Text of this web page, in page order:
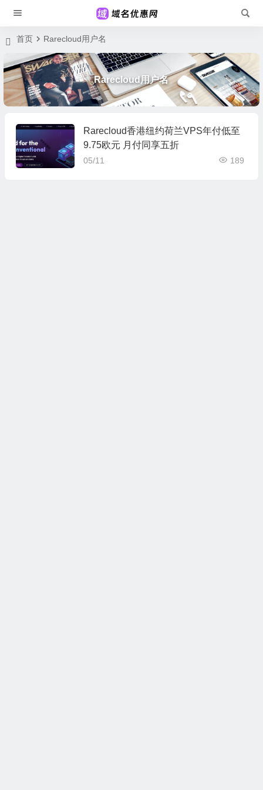
首页 Rarecloud用户名
Rarecloud用户名
Rarecloud香港纽约荷兰VPS年付低至
9.75欧元 月付同享五折
05/11 189